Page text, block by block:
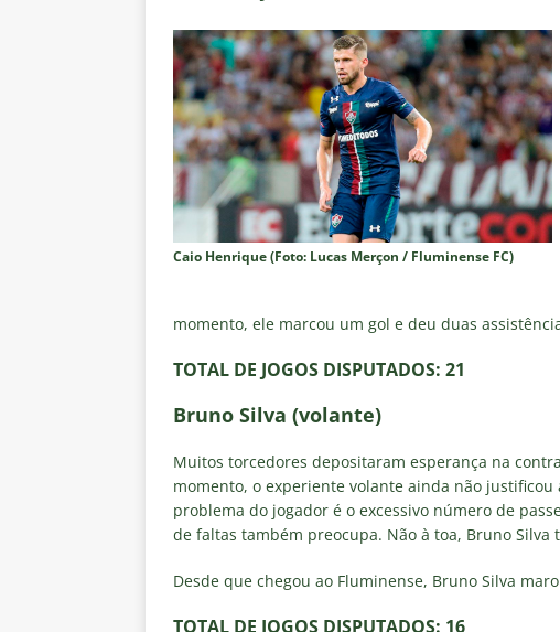
Caio Henrique (Foto: Lucas Merçon / Fluminense FC)
momento, ele marcou um gol e deu duas
TOTAL DE JOGOS DISPUTADOS: 21
Bruno Silva (volante)
Muitos torcedores depositaram esperança na
momento, o experiente volante ainda não
problema do jogador é o excessivo número de
de faltas também preocupa. Não à toa, Bruno Silva
Desde que chegou ao Fluminense, Bruno Silva
TOTAL DE JOGOS DISPUTADOS: 16